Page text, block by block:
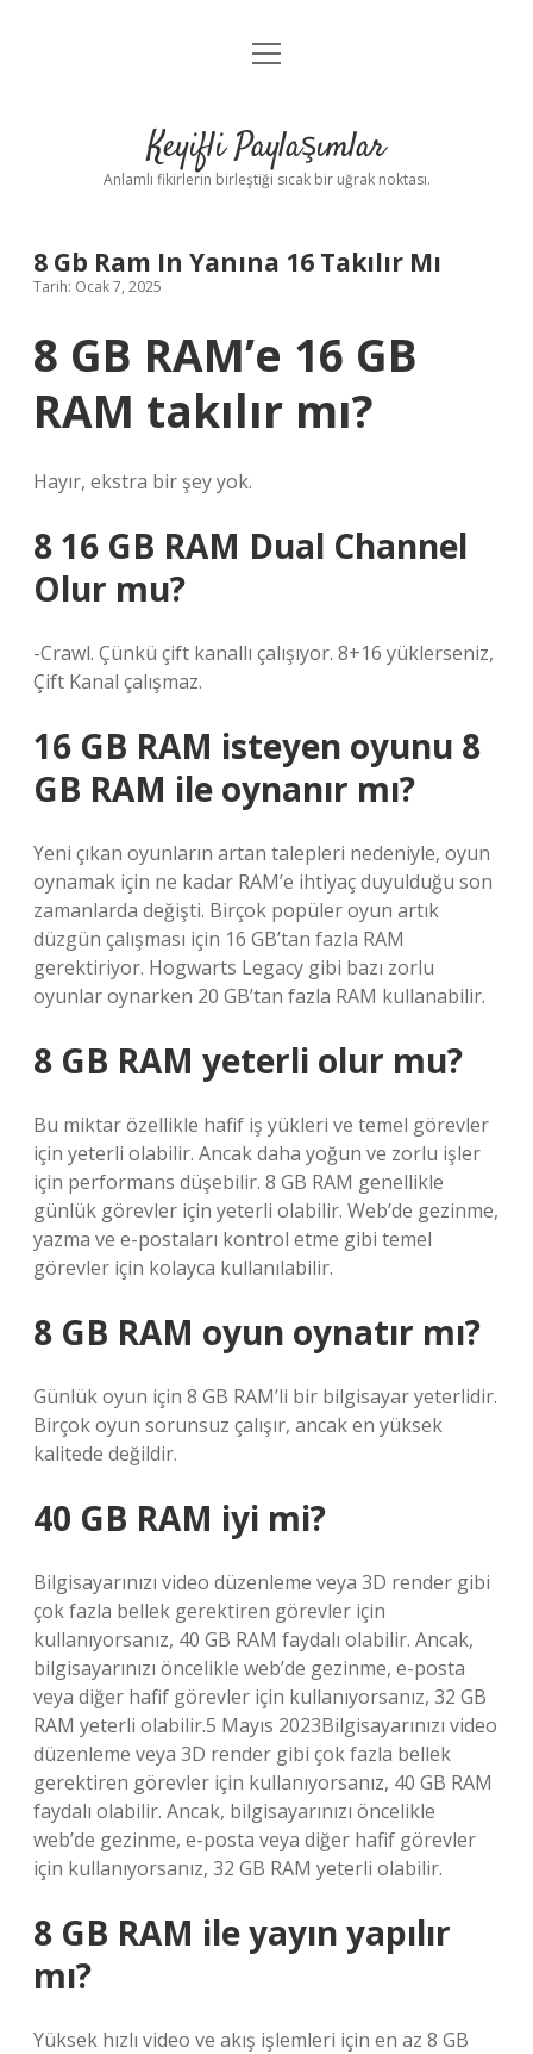
Anasayfa
Yasal Uyarı
menüyü
Keyifli Paylaşımlar
Anlamlı fikirlerin birleştiği sıcak bir uğrak noktası.
8 Gb Ram In Yanına 16 Takılır Mı
Tarih: Ocak 7, 2025
8 GB RAM’e 16 GB
RAM takılır mı?
Hayır, ekstra bir şey yok.
8 16 GB RAM Dual Channel
Olur mu?
-Crawl. Çünkü çift kanallı çalışıyor. 8+16 yüklerseniz,
Çift Kanal çalışmaz.
16 GB RAM isteyen oyunu 8
GB RAM ile oynanır mı?
Yeni çıkan oyunların artan talepleri nedeniyle, oyun
oynamak için ne kadar RAM’e ihtiyaç duyulduğu son
zamanlarda değişti. Birçok popüler oyun artık
düzgün çalışması için 16 GB’tan fazla RAM
gerektiriyor. Hogwarts Legacy gibi bazı zorlu
oyunlar oynarken 20 GB’tan fazla RAM kullanabilir.
8 GB RAM yeterli olur mu?
Bu miktar özellikle hafif iş yükleri ve temel görevler
için yeterli olabilir. Ancak daha yoğun ve zorlu işler
için performans düşebilir. 8 GB RAM genellikle
günlük görevler için yeterli olabilir. Web’de gezinme,
yazma ve e-postaları kontrol etme gibi temel
görevler için kolayca kullanılabilir.
8 GB RAM oyun oynatır mı?
Günlük oyun için 8 GB RAM’li bir bilgisayar yeterlidir.
Birçok oyun sorunsuz çalışır, ancak en yüksek
kalitede değildir.
40 GB RAM iyi mi?
Bilgisayarınızı video düzenleme veya 3D render gibi
çok fazla bellek gerektiren görevler için
kullanıyorsanız, 40 GB RAM faydalı olabilir. Ancak,
bilgisayarınızı öncelikle web’de gezinme, e-posta
veya diğer hafif görevler için kullanıyorsanız, 32 GB
RAM yeterli olabilir.5 Mayıs 2023Bilgisayarınızı video
düzenleme veya 3D render gibi çok fazla bellek
gerektiren görevler için kullanıyorsanız, 40 GB RAM
faydalı olabilir. Ancak, bilgisayarınızı öncelikle
web’de gezinme, e-posta veya diğer hafif görevler
için kullanıyorsanız, 32 GB RAM yeterli olabilir.
8 GB RAM ile yayın yapılır
mı?
Yüksek hızlı video ve akış işlemleri için en az 8 GB